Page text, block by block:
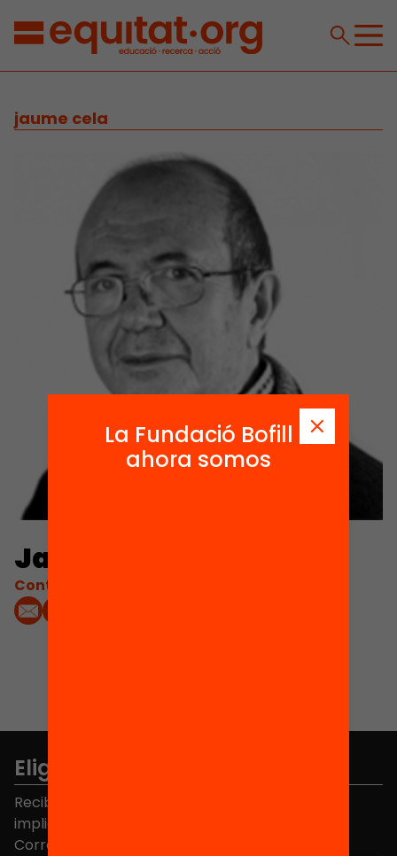
jaume cela
Jaume Cela
Contacta'm:
Elige equidad
Recibe contenidos, iniciativas y proyectos para
implicarte.
Correo electrónico
La Fundació Bofill
ahora somos